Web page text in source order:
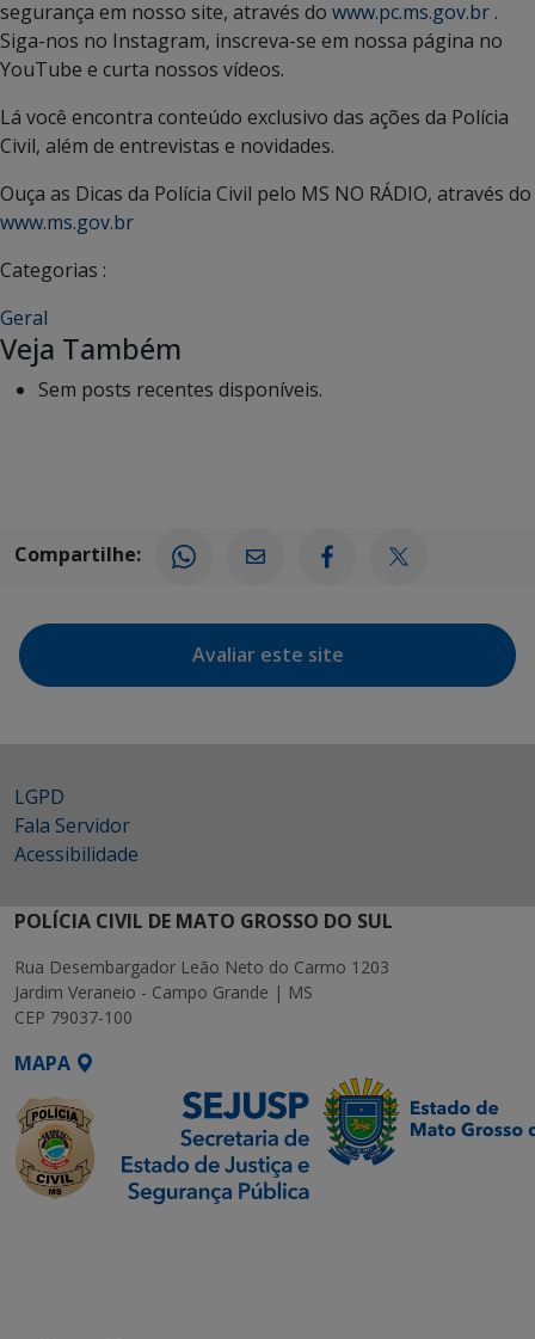
segurança em nosso site, através do www.pc.ms.gov.br .
Siga-nos no Instagram, inscreva-se em nossa página no
YouTube e curta nossos vídeos.
Lá você encontra conteúdo exclusivo das ações da Polícia
Civil, além de entrevistas e novidades.
Ouça as Dicas da Polícia Civil pelo MS NO RÁDIO, através do
www.ms.gov.br
Categorias :
Geral
Veja Também
Sem posts recentes disponíveis.
Compartilhe:
Avaliar este site
LGPD
Fala Servidor
Acessibilidade
POLÍCIA CIVIL DE MATO GROSSO DO SUL
Rua Desembargador Leão Neto do Carmo 1203
Jardim Veraneio - Campo Grande | MS
CEP 79037-100
MAPA